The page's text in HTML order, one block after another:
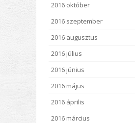
2016 október
2016 szeptember
2016 augusztus
2016 július
2016 június
2016 május
2016 április
2016 március